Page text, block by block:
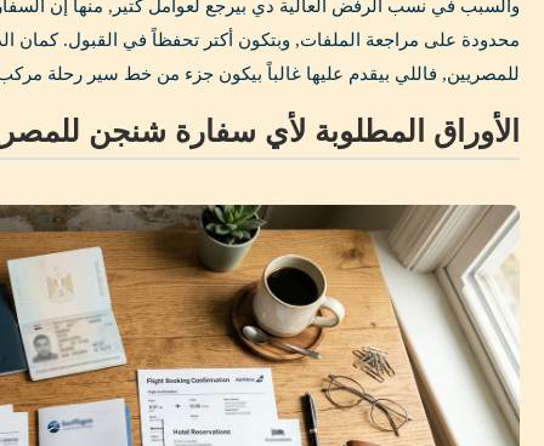
والسبب في نسب الرفض العالية دي بيرجع لعوامل كتير, منها إن
محدودة على مراجعة الملفات, وبتكون أكتر تحفظاً في القبول. كمان
للمصريين, فاللي بيقدم عليها غالباً بيكون جزء من خط سير رحلة
الأوراق المطلوبة لأي سفارة شنجن للمصريين